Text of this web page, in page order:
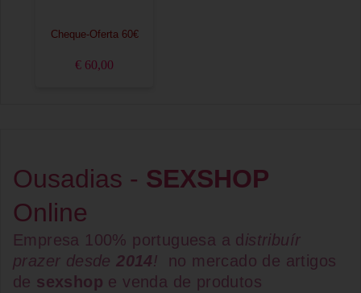
Cheque-Oferta 60€
€ 60,00
Ousadias - SEXSHOP
Online
Empresa 100% portuguesa a d istribuír
prazer desde2014!
no mercado de artigos
de sexshop e venda de produtos